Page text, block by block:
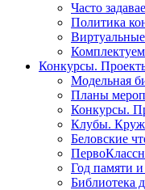
Часто
Политика
Конкурсы.
Модельная
Планы
Конкурсы.
Клубы.
Беловские
Год памяти
Библиотека